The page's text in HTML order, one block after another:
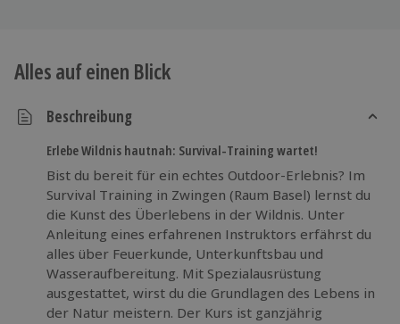
Alles auf einen Blick
Beschreibung
Erlebe Wildnis hautnah: Survival-Training wartet!
Bist du bereit für ein echtes Outdoor-Erlebnis? Im
Survival Training in Zwingen (Raum Basel) lernst du
die Kunst des Überlebens in der Wildnis. Unter
Anleitung eines erfahrenen Instruktors erfährst du
alles über Feuerkunde, Unterkunftsbau und
Wasseraufbereitung. Mit Spezialausrüstung
ausgestattet, wirst du die Grundlagen des Lebens in
der Natur meistern. Der Kurs ist ganzjährig